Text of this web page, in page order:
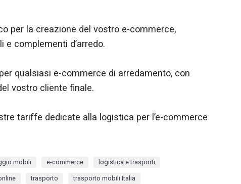
per la creazione del vostro e-commerce,
complementi d’arredo.
qualsiasi e-commerce di arredamento, con
vostro cliente finale.
tariffe dedicate alla logistica per l’e-commerce
mobili e-commerce logistica e trasporti
trasporto trasporto mobili Italia